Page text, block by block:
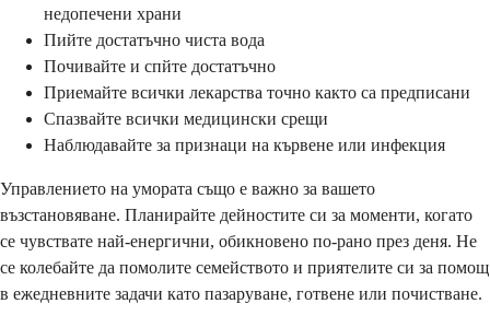
недопечени храни
Пийте достатъчно чиста вода
Почивайте и спйте достатъчно
Приемайте всички лекарства точно както са предписани
Спазвайте всички медицински срещи
Наблюдавайте за признаци на кървене или инфекция
Управлението на умората също е важно за вашето
възстановяване. Планирайте дейностите си за моменти, когато
се чувствате най-енергични, обикновено по-рано през деня. Не
се колебайте да помолите семейството и приятелите си за помощ
в ежедневните задачи като пазаруване, готвене или почистване.